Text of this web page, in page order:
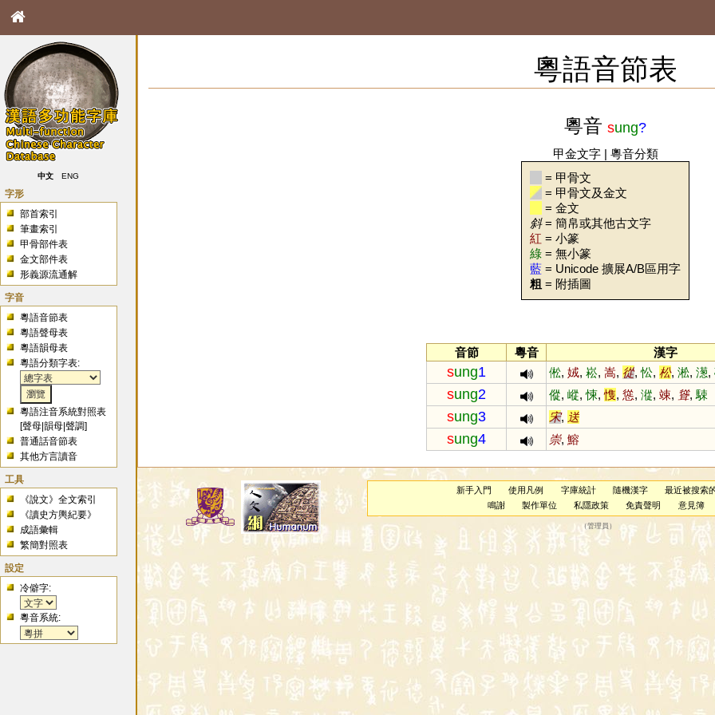
中文 ENG
字形
部首索引
筆畫索引
甲骨部件表
金文部件表
形義源流通解
字音
粵語音節表
粵語聲母表
粵語韻母表
粵語分類字表:
粵語注音系統對照表
[聲母 |韻母 |聲調]
普通話音節表
其他方言讀音
工具
《說文》全文索引
《讀史方輿紀要》
成語彙輯
繁簡對照表
設定
冷僻字:
粵音系統:
粵語音節表
粵音 sung?
甲金文字| 粵音分類
= 甲骨文
= 甲骨文及金文
= 金文
斜= 簡帛或其他古文字
紅 = 小篆
綠 = 無小篆
藍 = Unicode 擴展A/B區用字
粗 = 附插圖
音節 粵音 漢字
sung1 倯, 娀, 崧, 嵩, 從,忪, 松, 淞, 濍,
sung2 傱, 嵷,悚,愯, 慫, 漎, 竦, 聳,駷
sung3 宋, 送
sung4 崇, 鰫
新手入門 使用凡例 字庫統計 隨機漢字
最近被搜索
鳴謝
製作單位 私隱政策 免責聲明 意見簿
（管理員 ）